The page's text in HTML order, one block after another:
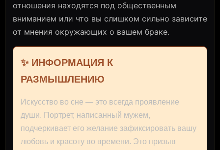
отношения находятся под общественным
вниманием или что вы слишком сильно зависите
от мнения окружающих о вашем браке.
✨ ИНФОРМАЦИЯ К
РАЗМЫШЛЕНИЮ
Искусство во сне — это всегда проявление
души. Портрет, написанный мужем,
подчеркивает его желание зафиксировать вашу
любовь и красоту во времени. Это призыв